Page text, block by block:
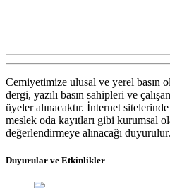
Cemiyetimize ulusal ve yerel basın
dergi, yazılı basın sahipleri ve
üyeler alınacaktır. İnternet
meslek oda kayıtları gibi kurumsal
değerlendirmeye alınacağı duyurulur.
Duyurular ve Etkinlikler